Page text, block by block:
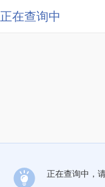
正在查询中
正在查询中，